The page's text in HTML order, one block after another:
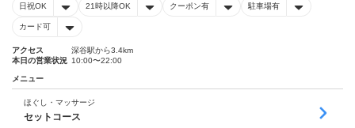
日祝OK 21時以降OK クーポン有 駐車場有
カード可
アクセス
深谷駅から3.4km
本日の営業状況 10:00〜22:00
メニュー
ほぐし・マッサージ
セットコース